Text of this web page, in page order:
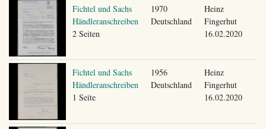
Fichtel und Sachs
Händleranschreiben
2 Seiten
1970
Deutschland
Heinz
Fingerhut
16.02.2020
Fichtel und Sachs
Händleranschreiben
1 Seite
1956
Deutschland
Heinz
Fingerhut
16.02.2020